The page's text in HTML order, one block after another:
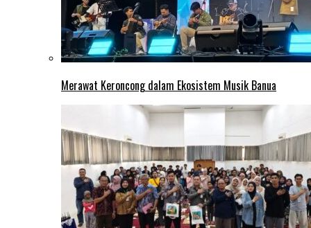
Merawat Keroncong dalam Ekosistem Musik Banua